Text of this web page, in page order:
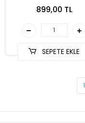
899,00 TL
SEPETE EKLE
1